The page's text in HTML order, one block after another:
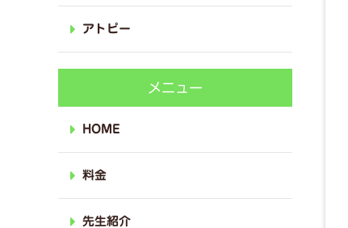
アトピー
メニュー
HOME
料金
先生紹介